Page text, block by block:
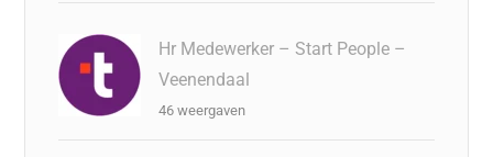
Hr Medewerker – Start People –
Veenendaal
46 weergaven